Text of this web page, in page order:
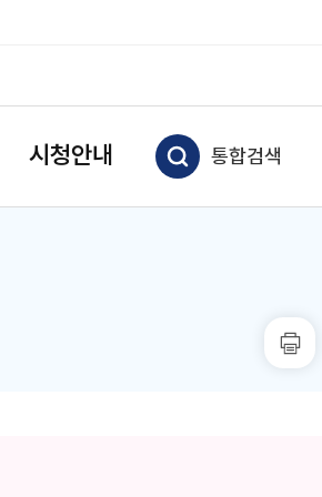
시청안내 통합검색